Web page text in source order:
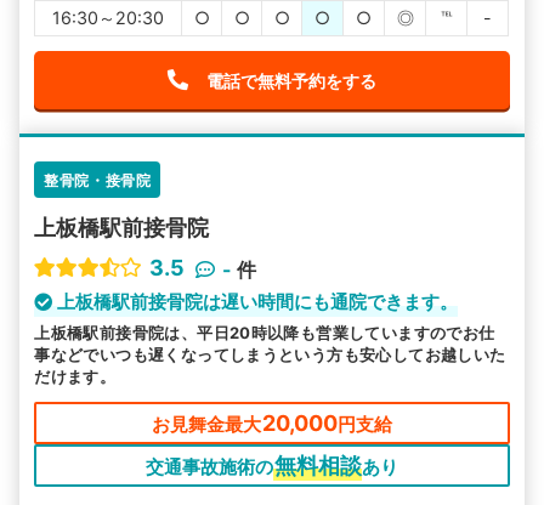
16:30～20:30
○ ○ ○ ○ ○ ◎ ℡ -
電話で無料予約をする
整骨院・接骨院
上板橋駅前接骨院
3.5
- 件
上板橋駅前接骨院は遅い時間にも通院できます。
上板橋駅前接骨院は、平日20時以降も営業していますのでお仕
事などでいつも遅くなってしまうという方も安心してお越しいた
だけます。
お見舞金最大20,000円支給
交通事故施術の無料相談あり